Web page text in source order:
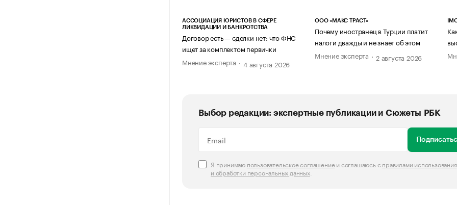
АССОЦИАЦИЯ ЮРИСТОВ В СФЕРЕ
ЛИКВИДАЦИИ И БАНКРОТСТВА
Договор есть — сделки нет: что ФНС
ищет за комплектом первички
Мнение эксперта
4 августа 2026
ООО «МАКС ТРАСТ»
Почему иностранец в Турции платит
налоги дважды и не знает об этом
Мнение эксперта
2 августа 2026
Выбор редакции: экспертные публикации и Сюжеты РБК
Я принимаю пользовательское соглашениеи соглашаюсь с правилами использования
и обработки персональных данных.